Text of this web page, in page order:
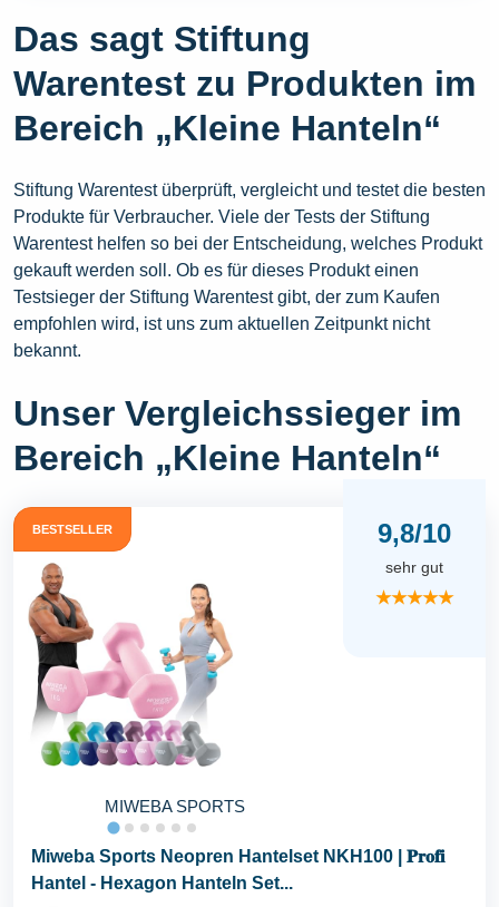
Das sagt Stiftung
Warentest zu Produkten im
Bereich „Kleine Hanteln“
Stiftung Warentest überprüft, vergleicht und testet die besten
Produkte für Verbraucher. Viele der Tests der Stiftung
Warentest helfen so bei der Entscheidung, welches Produkt
gekauft werden soll. Ob es für dieses Produkt einen
Testsieger der Stiftung Warentest gibt, der zum Kaufen
empfohlen wird, ist uns zum aktuellen Zeitpunkt nicht
bekannt.
Unser Vergleichssieger im
Bereich „Kleine Hanteln“
BESTSELLER
MIWEBA SPORTS
9,8/10
sehr gut
★★★★★
Miweba Sports Neopren Hantelset NKH100 | 𝐏𝐫𝐨𝐟𝐢
Hantel - Hexagon Hanteln Set...